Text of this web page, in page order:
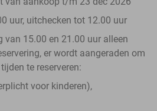
uur, uitchecken tot 12.00 uur
van 15.00 en 21.00 uur alleen
er wordt aangeraden om
te reserveren:
voor kinderen),